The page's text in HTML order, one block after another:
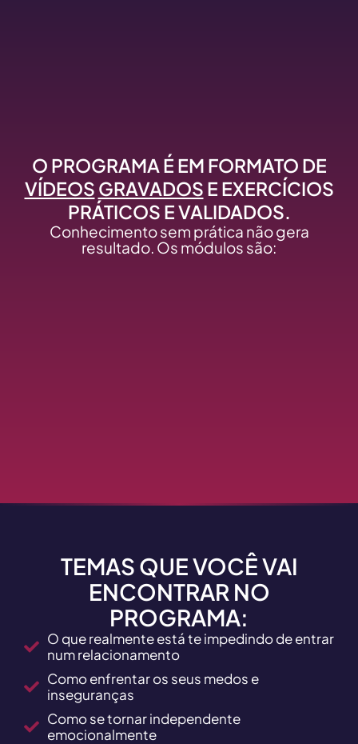
O PROGRAMA É EM FORMATO DE
VÍDEOS GRAVADOS E EXERCÍCIOS
PRÁTICOS E VALIDADOS.
Conhecimento sem prática não gera
resultado. Os módulos são:
TEMAS QUE VOCÊ VAI
ENCONTRAR NO
PROGRAMA:
O que realmente está te impedindo de entrar
num relacionamento
Como enfrentar os seus medos e
inseguranças
Como se tornar independente
emocionalmente​